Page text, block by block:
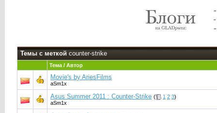
Темы с меткой counter-strike
Тема / Автор
Movie's by AriesFilms
aSm1x
Asus Summer 2011 : Counter-Strike ( 1 2 3)
aSm1x